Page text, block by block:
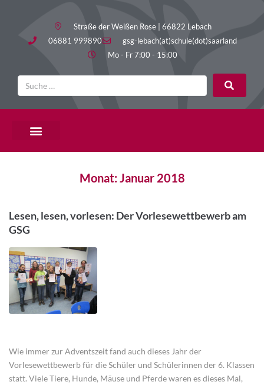
Straße der Weißen Rose | 66822 Lebach
06881 999890
gsg-lebach(at)schule(dot)saarland
Mo - Fr 7:00 - 15:00
Monat:Januar 2018
Lesen, lesen, vorlesen: Der Vorlesewettbewerb am
GSG
Wie immer zur Adventszeit fand auch dieses Jahr der
Vorlesewettbewerb für die Schüler und Schülerinnen der 6. Klassen
statt. Viele Tiere, Hunde, Mäuse und Pferde waren es dieses Mal,